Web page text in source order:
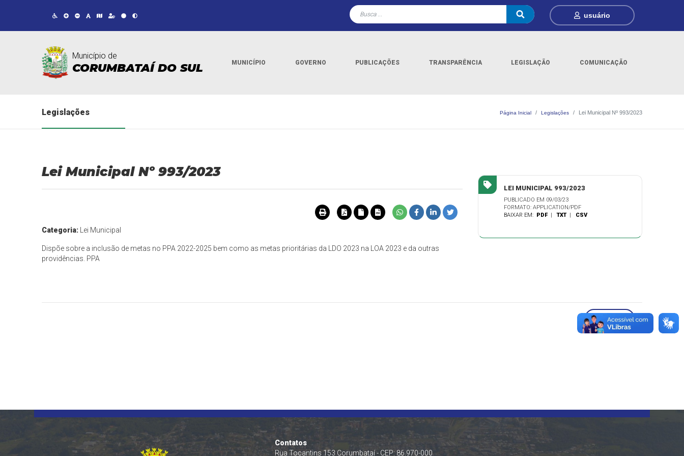
usuário
Município de
CORUMBATAÍ DO SUL MUNICÍPIO GOVERNO PUBLICAÇÕES TRANSPARÊNCIA LEGISLAÇÃO COMUNICAÇÃO
Legislações Página Inicial Legislações Lei Municipal Nº 993/2023
Lei Municipal Nº 993/2023
Categoria: Lei Municipal
Dispõe sobre a inclusão de metas no PPA 2022-2025 bem como as metas prioritárias da LDO 2023 na LOA 2023 e da outras
providências. PPA
LEI MUNICIPAL 993/2023
PUBLICADO EM 09/03/23
FORMATO: APPLICATION/PDF
BAIXAR EM: PDF |TXT | CSV
VOLTAR
Contatos
Rua Tocantins 153 Corumbataí - CEP: 86.970-000